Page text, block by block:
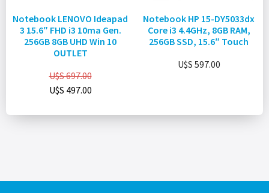
Notebook LENOVO Ideapad
3 15.6″ FHD i3 10ma Gen.
256GB 8GB UHD Win 10
OUTLET
U$S697.00
U$S 497.00
Notebook HP 15-DY5033dx
Core i3 4.4GHz, 8GB RAM,
256GB SSD, 15.6″ Touch
U$S 597.00